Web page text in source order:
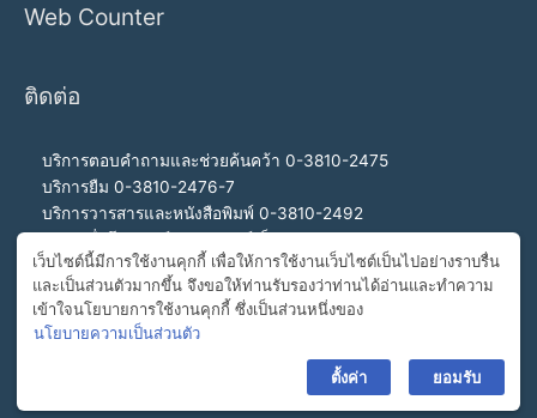
Web Counter
ติดต่อ
บริการตอบคำถามและช่วยค้นคว้า 0-3810-2475
บริการยืม 0-3810-2476-7
บริการวารสารและหนังสือพิมพ์ 0-3810-2492
สำนักงานผู้อำนวยการ 0-3810-2460, 0-3810-2465
สายด่วนผู้อำนวยการ 092-989-2993
อีเมล buulibrary@buu.ac.th
เว็บไซต์นี้มีการใช้งานคุกกี้ เพื่อให้การใช้งานเว็บไซต์เป็นไปอย่างราบรื่น
และเป็นส่วนตัวมากขึ้น จึงขอให้ท่านรับรองว่าท่านได้อ่านและทำความ
เข้าใจนโยบายการใช้งานคุกกี้ ซึ่งเป็นส่วนหนึ่งของ
นโยบายความเป็นส่วนตัว
ตั้งค่า ยอมรับ